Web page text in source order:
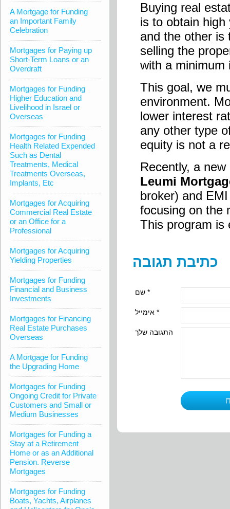
A Mortgage for Funding
an Important Family
Celebration
Mortgages for Paying up
Short-Term Loans or an
Overdraft
Mortgages for Funding
Higher Education and
Livelihood in Israel or
Overseas
Mortgages for Funding
Health Related Expended
Such as Dental
Treatments, Medical
Treatments Overseas,
Implants, Etc
Mortgages for Acquiring
Commercial Real Estate
or an Office for a
Professional
Mortgages for Acquiring
Yielding Properties
Mortgages for Funding
Financial and Business
Investments
Mortgages for Financing
Real Estate Purchases
Overseas
A Mortgage for Funding
the Upgrading Home
Mortgages for Funding
Ongoing Credit for Private
Customers and Small or
Medium Businesses
Mortgages for Funding a
Stay at a Retirement
Home or as an Additional
Pension. Reverse
Mortgages
Mortgages for Funding
Boats, Yachts, Airplanes
Buying real
is to obtain
and the other is
selling the
with a minimum
This goal, we
environment.
lower interest
any other type
equity is not a
Recently, a
Leumi
broker) and
focusing on the
This program is
כתיבת תגובה
שם *
אימייל *
התגובה שלך